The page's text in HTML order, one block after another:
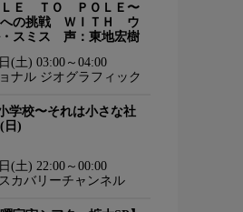
ＬＥ ＴＯ ＰＯＬＥ〜
への挑戦 ＷＩＴＨ ウ
・スミス 声：東地宏樹
(土) 03:00～04:00
ナル ジオグラフィック
学校〜それは小さな社
日)
(土) 22:00～00:00
カバリーチャンネル